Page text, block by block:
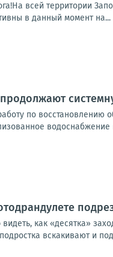
всей территории
в данный момент на...
по восстановлению
как «десятка»
вскакивают и